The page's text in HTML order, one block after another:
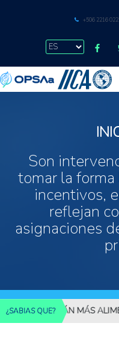
+506 2216
Son
tomar la
incentivos,
reflejan
asignaciones
¿SABIAS QUE?MÁS